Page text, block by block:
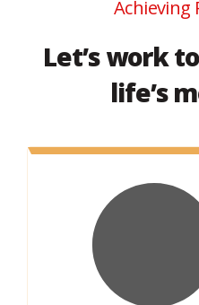
Achieving
Let’s work
life’s